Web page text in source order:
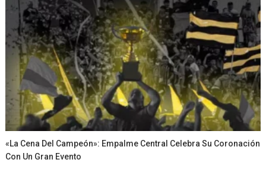
«La Cena Del Campeón»: Empalme Central Celebra Su Coronación
Con Un Gran Evento